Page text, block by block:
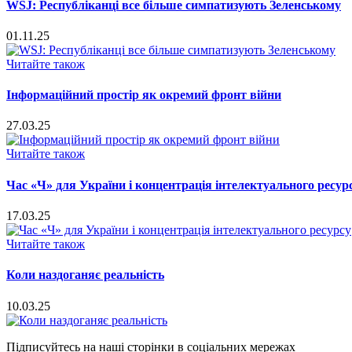
WSJ: Республіканці все більше симпатизують Зеленському
01.11.25
Читайте також
Інформаційний простір як окремий фронт війни
27.03.25
Читайте також
Час «Ч» для України і концентрація інтелектуального
17.03.25
Читайте також
Коли наздоганяє реальність
10.03.25
Підписуйтесь на наші сторінки в соціальних мережах